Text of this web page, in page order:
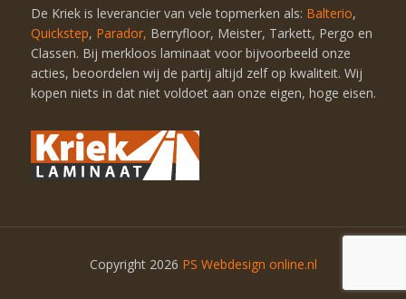
De Kriek is leverancier van vele topmerken als: Balterio,
Quickstep, Parador, Berryfloor, Meister, Tarkett, Pergo en
Classen. Bij merkloos laminaat voor bijvoorbeeld onze
acties, beoordelen wij de partij altijd zelf op kwaliteit. Wij
kopen niets in dat niet voldoet aan onze eigen, hoge eisen.
Copyright 2026 PS Webdesign online.nl